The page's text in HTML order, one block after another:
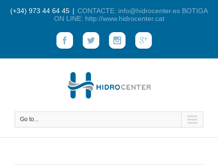
(+34) 973 44 64 45 | CONTACTE: info@hidrocenter.es BOTIGA
ON LINE: http://www.hidrocenter.cat
Go to...